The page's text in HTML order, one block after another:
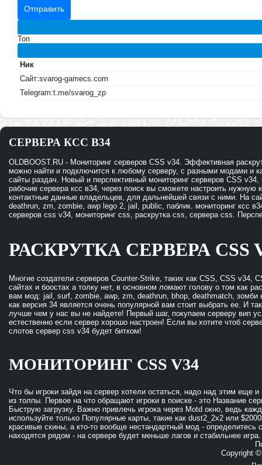
Топ
Ник
Сайт:svarog-gamecs.com
Telegram:t.me/svarog_zp
СЕРВЕРА КСС В34
OLDBOOST.RU - Мониторинг серверов CSS v34. Эффективная
можно найти и подключится к любому серверу, с разными модами и
сайты раздач. Новый и перспективный мониторинг серверов CSS
рабочие сервера ксс в34, через поиск вы сможете настроить нужную
контактные данные владельцев, для дальнейшей связи с ними. На
deathrun, zm, zombie, awp lego 2, jail, public, паблик. мониторинг ксс
серверов css v34, мониторинг css, раскрутка css, сервера css.
РАСКРУТКА СЕРВЕРА CSS
Многие создатели серверов Counter-Strike, таких как CSS, CSS v34,
сайтах и боостах а толку нет, в основном ломают голову о том как
вам мод: jail, surf, zombie, awp, zm, deathrun, bhop, deathmatch, зомби
как версия 34 является очень популярной вам стоит выбрать ее. И
лучше чем у нас вы не найдете! Первый шаг, покупаем серверу вип
естественно если сервер хорошо настроен! Если вы хотите чтоб
слотов сервер css v34 будет битком!
МОНИТОРИНГ CSS V34
Что бы игроки зайдя на сервер хотели остаться, надо над этим еще
из толпы. Первое на что обращают игроки в поиске - это Название
Быструю загрузку. Важно привлечь игрока через Motd окно, ведь
используйте только Популярные карты, такие как dust2_2x2 или
красивые скины, а кто-то вообще нестандартный мод -
находятся рядом - на сервере будет меньше лагов и стабильнее игра.
Copyright